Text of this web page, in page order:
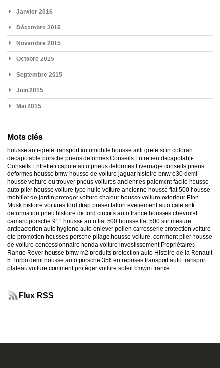
Janvier 2016
Décembre 2015
Novembre 2015
Octobre 2015
Septembre 2015
Juin 2015
Mai 2015
Mots clés
housse anti-grele transport automobile housse anti grele soin colorant
decapotable porsche pneus deformes Conseils Entretien decapotable
Conseils Entretien capote auto pneus deformes hivernage conseils pneus
deformes housse bmw housse de voiture jaguar histoire bmw e30 demi
housse voiture ou trouver pneus voitures anciennes paiement facile housse
auto plier housse voiture type huile voiture ancienne housse fiat 500 housse
mobilier de jardin proteger voiture chaleur housse voiture exterieur Elon
Musk histoire voitures ford drap presentation evenement auto cale anti
deformation pneu histoire de ford circuits auto france housses chevrolet
camaro porsche 911 housse auto fiat 500 housse fiat 500 sur mesure
antibacterien auto hygiene auto enlever pollen carrosserie protection voiture
ete promotion housses porsche pliage housse voiture. comment plier housse
de voiture concessionnaire honda voiture investissement Propriétaires
Range Rover housse bmw m2 produits protection auto Histoire de la Renault
5 Turbo demi housse auto porsche 356 entreprises transport auto transport
plateau voiture comment protéger voiture soleil bmwm france
Flux RSS